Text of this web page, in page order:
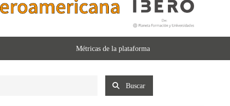
Métricas de la plataforma
Buscar